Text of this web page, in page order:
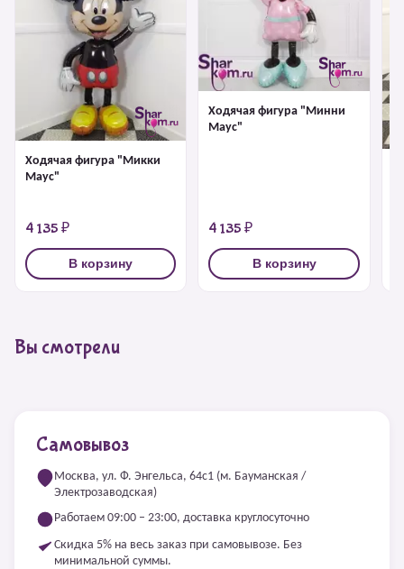
Ходячая фигура "Микки
Маус"
4 135 ₽
В корзину
Ходячая фигура "Минни
Маус"
4 135 ₽
В корзину
Вы смотрели
Самовывоз
Москва, ул. Ф. Энгельса, 64с1 (м. Бауманская /
Электрозаводская)
Работаем 09:00 – 23:00, доставка круглосуточно
Скидка 5% на весь заказ при самовывозе. Без
минимальной суммы.